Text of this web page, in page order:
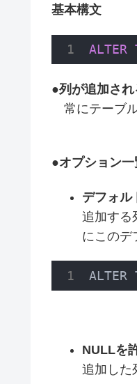
基本構文
ALTER
●列が追加さ
常にテーブ
●オプション一
デフォル
追加する
にこのデ
NULLを
追加した